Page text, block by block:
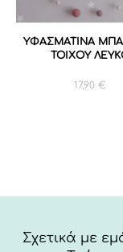
ΥΦΑΣΜΑΤΙΝΑ
ΤΟΙΧΟΥ
17,90 €
Σχετικά με